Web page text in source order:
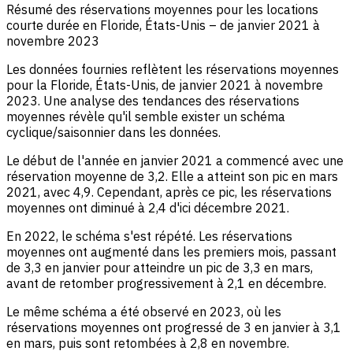
Résumé des réservations moyennes pour les locations
courte durée en Floride, États-Unis – de janvier 2021 à
novembre 2023
Les données fournies reflètent les réservations moyennes
pour la Floride, États-Unis, de janvier 2021 à novembre
2023. Une analyse des tendances des réservations
moyennes révèle qu'il semble exister un schéma
cyclique/saisonnier dans les données.
Le début de l'année en janvier 2021 a commencé avec une
réservation moyenne de 3,2. Elle a atteint son pic en mars
2021, avec 4,9. Cependant, après ce pic, les réservations
moyennes ont diminué à 2,4 d'ici décembre 2021.
En 2022, le schéma s'est répété. Les réservations
moyennes ont augmenté dans les premiers mois, passant
de 3,3 en janvier pour atteindre un pic de 3,3 en mars,
avant de retomber progressivement à 2,1 en décembre.
Le même schéma a été observé en 2023, où les
réservations moyennes ont progressé de 3 en janvier à 3,1
en mars, puis sont retombées à 2,8 en novembre.